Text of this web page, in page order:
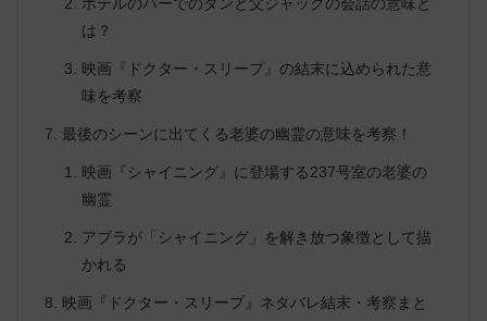
は？
映画『ドクター・スリープ』の結末に込められた意
味を考察
最後のシーンに出てくる老婆の幽霊の意味を考察！
映画『シャイニング』に登場する237号室の老婆の
幽霊
アブラが「シャイニング」を解き放つ象徴として描
かれる
映画『ドクター・スリープ』ネタバレ結末・考察まと